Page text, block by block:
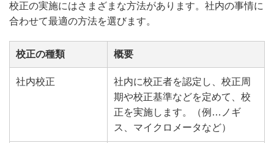
校正の実施にはさまざまな方法があります。社内の事情に
合わせて最適の方法を選びます。
校正の種類 概要
社内校正
社内に校正者を認定し、校正周
期や校正基準などを定めて、校
正を実施します。（例…ノギ
ス、マイクロメータなど）